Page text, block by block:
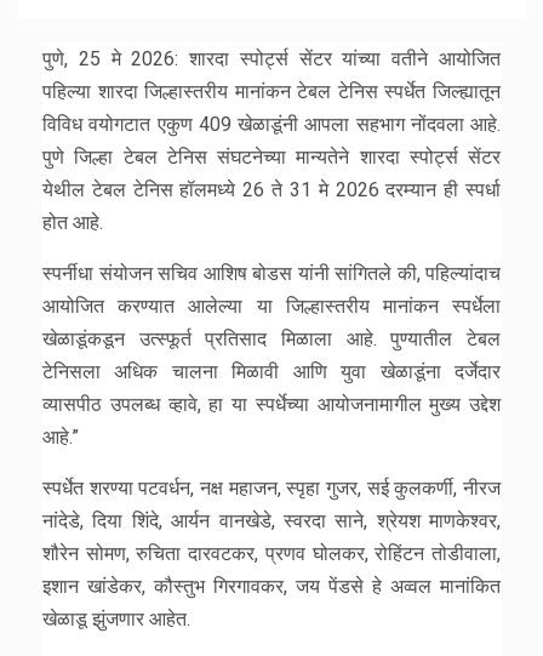
पुणे, 25 मे 2026: शारदा स्पोर्ट्स सेंटर यांच्या वतीने आयोजित
पहिल्या शारदा जिल्हास्तरीय मानांकन टेबल टेनिस स्पर्धेत जिल्ह्यातून
विविध वयोगटात एकुण 409 खेळाडूंनी आपला सहभाग नोंदवला आहे.
पुणे जिल्हा टेबल टेनिस संघटनेच्या मान्यतेने शारदा स्पोर्ट्स सेंटर
येथील टेबल टेनिस हॉलमध्ये 26 ते 31 मे 2026 दरम्यान ही स्पर्धा
होत आहे.
स्पर्नीधा संयोजन सचिव आशिष बोडस यांनी सांगितले की, पहिल्यांदाच
आयोजित करण्यात आलेल्या या जिल्हास्तरीय मानांकन स्पर्धेला
खेळाडूंकडून उत्स्फूर्त प्रतिसाद मिळाला आहे. पुण्यातील टेबल
टेनिसला अधिक चालना मिळावी आणि युवा खेळाडूंना दर्जेदार
व्यासपीठ उपलब्ध व्हावे, हा या स्पर्धेच्या आयोजनामागील मुख्य उद्देश
आहे.”
स्पर्धेत शरण्या पटवर्धन, नक्ष महाजन, स्पृहा गुजर, सई कुलकर्णी, नीरज
नांदेडे, दिया शिंदे, आर्यन वानखेडे, स्वरदा साने, श्रेयश माणकेश्वर,
शौरेन सोमण, रुचिता दारवटकर, प्रणव घोलकर, रोहिंटन तोडीवाला,
इशान खांडेकर, कौस्तुभ गिरगावकर, जय पेंडसे हे अव्वल मानांकित
खेळाडू झुंजणार आहेत.